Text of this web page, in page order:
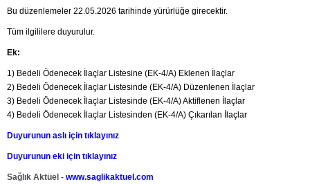
Bu düzenlemeler 22.05.2026 tarihinde yürürlüğe girecektir.
Tüm ilgililere duyurulur.
Ek:
1) Bedeli Ödenecek İlaçlar Listesine (EK-4/A) Eklenen İlaçlar
2) Bedeli Ödenecek İlaçlar Listesinde (EK-4/A) Düzenlenen İlaçlar
3) Bedeli Ödenecek İlaçlar Listesinde (EK-4/A) Aktiflenen İlaçlar
4) Bedeli Ödenecek İlaçlar Listesinden (EK-4/A) Çıkarılan İlaçlar
Duyurunun aslı için tıklayınız
Duyurunun eki için tıklayınız
Sağlık Aktüel - www.saglikaktuel.com